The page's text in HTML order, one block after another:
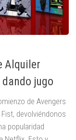
Alquiler
jugo
de Avengers
devolviéndonos
popularidad